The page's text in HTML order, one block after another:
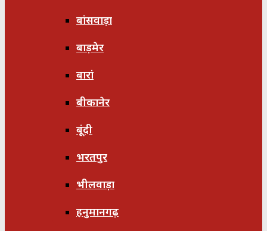
बांसवाड़ा
बाड़मेर
बारां
बीकानेर
बूंदी
भरतपुर
भीलवाड़ा
हनुमानगढ़